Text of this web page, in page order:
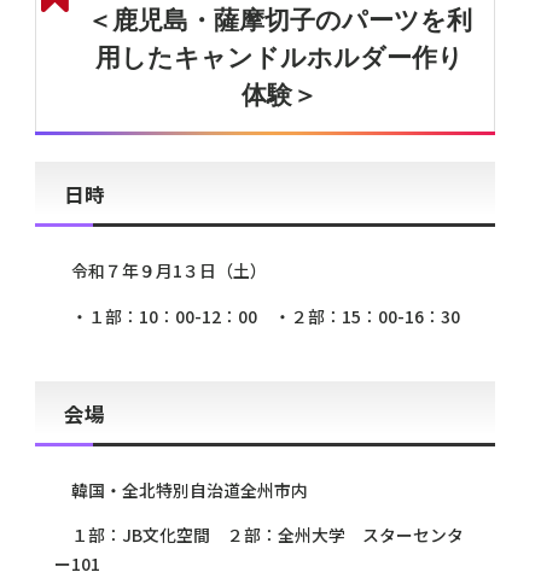
＜鹿児島・薩摩切子のパーツを利
用したキャンドルホルダー作り
体験＞
日時
令和７年９月1３日（土）
・１部：10：00-12：00 ・２部：15：00-16：30
会場
韓国・全北特別自治道全州市内
１部：JB文化空間 ２部：全州大学 スターセンタ
ー101